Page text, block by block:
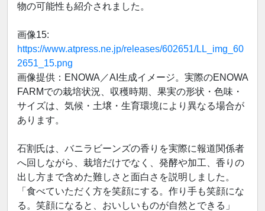
物の可能性も紹介されました。
画像15:
https://www.atpress.ne.jp/releases/602651/LL_img_60
2651_15.png
画像提供：ENOWA／AI生成イメージ。実際のENOWA
FARMでの栽培状況、収穫時期、果実の形状・色味・
サイズは、気候・土壌・生育環境により異なる場合が
あります。
石割氏は、バニラビーンズの香りを実際に報道関係者
へ回しながら、栽培だけでなく、発酵や加工、香りの
出し方まで含めた難しさと面白さを説明しました。
「食べていただく方を笑顔にする。作り手も笑顔にな
る。笑顔になると、おいしいものが自然とできる」